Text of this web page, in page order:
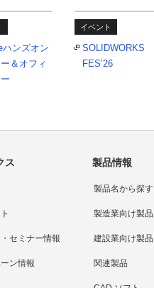
ハンズオン
＆オフィ
イベント
SOLIDWORKS
FES’26
ス
セミナー情報
ン情報
製品情報
製品名から探す
製造業向け製品
建設業向け製品
関連製品